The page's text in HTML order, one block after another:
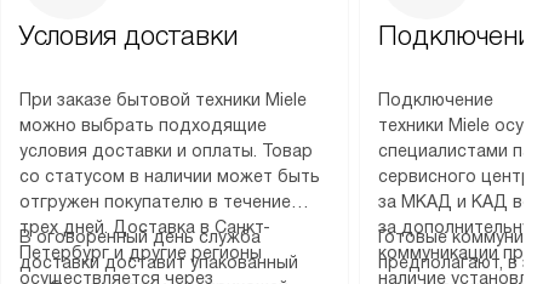
Условия доставки
При заказе бытовой техники Miele
можно выбрать подходящие
условия доставки и оплаты. Товар
со статусом в наличии может быть
отгружен покупателю в течение
трех дней. Доставка в Санкт-
Петербург и другие регионы
осуществляется через
В оговоренный день служба
доставки доставит упакованный
Подключение
техники Miele
специалистами
сервисного
за МКАД и КАД
за
коммуникации
наличие
Готовые
предполагают, в